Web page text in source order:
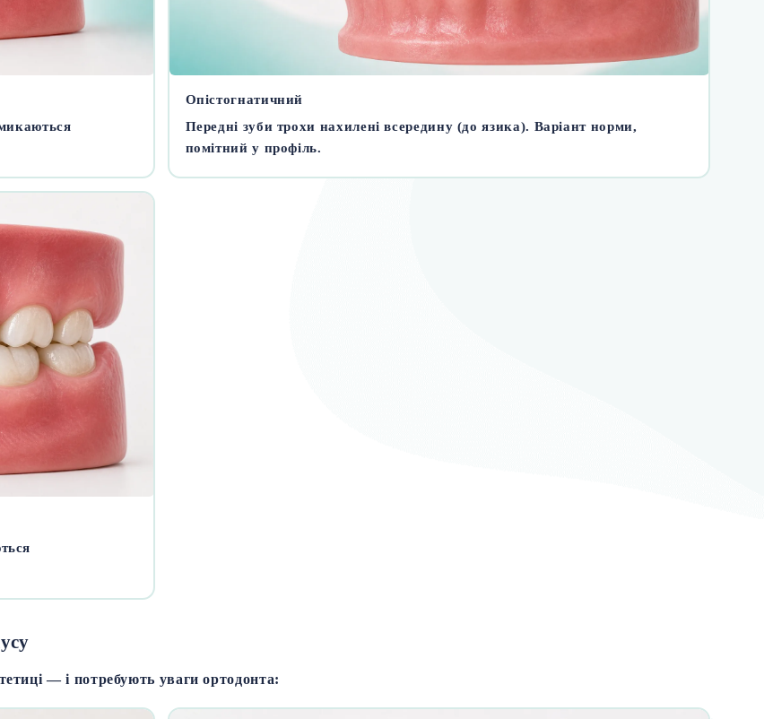
Опістогнатичний
Передні зуби трохи нахилені всередину (до язика). Варіант норми,
помітний у профіль.
— і потребують уваги ортодонта: